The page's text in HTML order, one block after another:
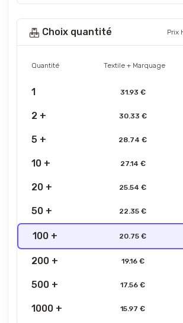
Choix quantité Prix
Quantité Textile + Marquage
1 31.93 €
2 + 30.33 €
5 + 28.74 €
10 + 27.14 €
20 + 25.54 €
50 + 22.35 €
100 + 20.75 €
200 + 19.16 €
500 + 17.56 €
1000 + 15.97 €